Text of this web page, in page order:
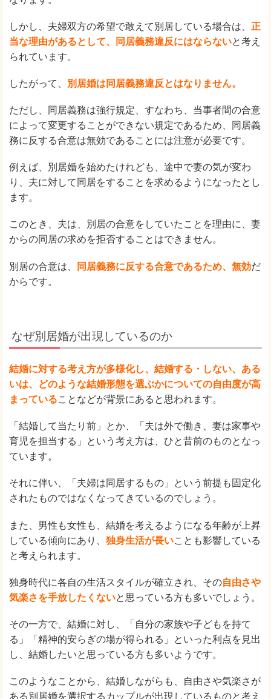
しかし、夫婦双方の希望で敢えて別居している場合は、 正
当な理由があるとして、同居義務違反にはならないと考え
られています。
したがって、 別居婚は同居義務違反とはなりません。
ただし、同居義務は強行規定、すなわち、当事者間の合意
によって変更することができない規定であるため、同居義
務に反する合意は無効であることには注意が必要です。
例えば、別居婚を始めたけれども、途中で妻の気が変わ
り、夫に対して同居をすることを求めるようになったとし
ます。
このとき、夫は、別居の合意をしていたことを理由に、妻
からの同居の求めを拒否することはできません。
別居の合意は、 同居義務に反する合意であるため、無効だ
からです。
なぜ別居婚が出現しているのか
結婚に対する考え方が多様化し、結婚する・しない、ある
いは、どのような結婚形態を選ぶかについての自由度が高
まっていることなどが背景にあると思われます。
「結婚して当たり前」とか、「夫は外で働き、妻は家事や
育児を担当する」という考え方は、ひと昔前のものとなっ
ています。
それに伴い、「夫婦は同居するもの」という前提も固定化
されたものではなくなってきているのでしょう。
また、男性も女性も、結婚を考えるようになる年齢が上昇
している傾向にあり、 独身生活が長いことも影響している
と考えられます。
独身時代に各自の生活スタイルが確立され、その自由さや
気楽さを手放したくないと思っている方も多いでしょう。
その一方で、結婚に対し、「自分の家族や子どもを持て
る」「精神的安らぎの場が得られる」といった利点を見出
し、結婚したいと思っている方も多いようです。
このようなことから、結婚しながらも、自由さや気楽さが
ある別居婚を選択するカップルが出現しているものと考え